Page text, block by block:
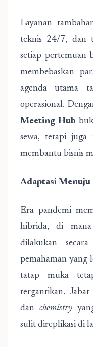
Layanan
teknis 24/7, dan
setiap pertemuan
membebaskan
agenda utama
operasional.
Meeting Hub
sewa, tetapi juga
membantu bisnis
Adaptasi
Era pandemi
hibrida, di mana
dilakukan
pemahaman yang
tatap muka
tergantikan.
dan chemistry
sulit direplikasi di